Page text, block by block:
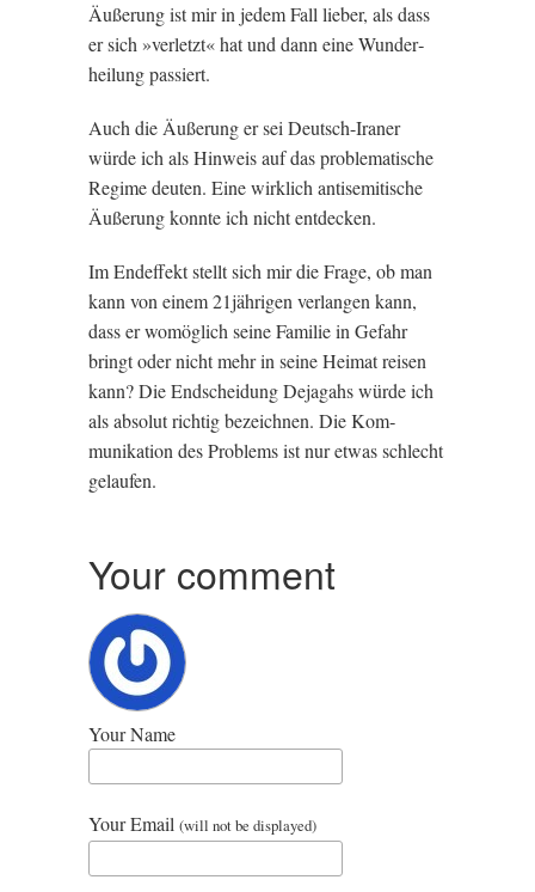
Äußer­ung ist mir in jedem Fall lieber, als dass
er sich »ver­let­zt« hat und dann eine Wun­der­
heilung passiert.
Auch die Äußer­ung er sei Deutsch-Iran­er
würde ich als Hin­weis auf das prob­lem­at­ische
Regime deu­ten. Eine wirk­lich anti­semit­ische
Äußer­ung kon­nte ich nicht entdecken.
Im Endef­fekt stellt sich mir die Frage, ob man
kann von einem 21jährigen ver­lan­gen kann,
dass er womög­lich seine Fam­ilie in Gefahr
bringt oder nicht mehr in seine Heimat reis­en
kann? Die End­scheidung Dejagahs würde ich
als abso­lut richtig bezeichnen. Die Kom­
munika­tion des Prob­lems ist nur etwas schlecht
gelaufen.
Your comment
Your Name
Your Email (will not be displayed)